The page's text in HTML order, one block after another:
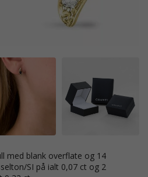
SI på ialt 0,07 ct og 2